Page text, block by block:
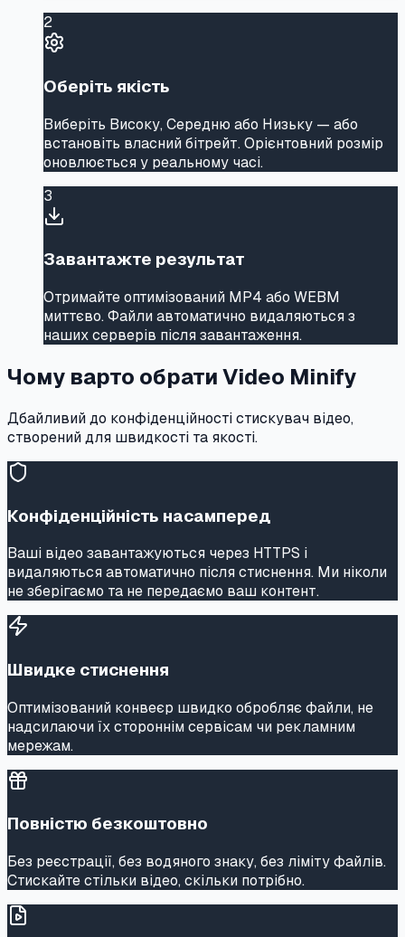
2
Оберіть якість
Виберіть Високу, Середню або Низьку — або
встановіть власний бітрейт. Орієнтовний розмір
оновлюється у реальному часі.
3
Завантажте результат
Отримайте оптимізований MP4 або WEBM
миттєво. Файли автоматично видаляються з
наших серверів після завантаження.
Чому варто обрати Video Minify
Дбайливий до конфіденційності стискувач відео,
створений для швидкості та якості.
Конфіденційність насамперед
Ваші відео завантажуються через HTTPS і
видаляються автоматично після стиснення. Ми ніколи
не зберігаємо та не передаємо ваш контент.
Швидке стиснення
Оптимізований конвеєр швидко обробляє файли, не
надсилаючи їх стороннім сервісам чи рекламним
мережам.
Повністю безкоштовно
Без реєстрації, без водяного знаку, без ліміту файлів.
Стискайте стільки відео, скільки потрібно.